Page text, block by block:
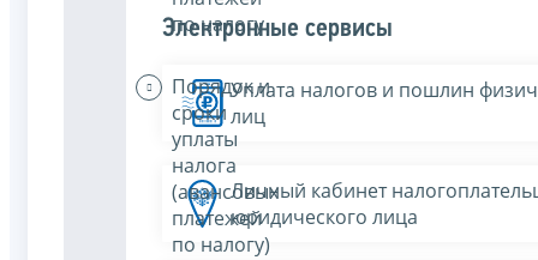
по налогу
Порядок и
сроки
уплаты
налога
(авансовых
платежей
по налогу)
Электронные сервисы
Уплата налогов и пошлин
лиц
Личный кабинет
юридического лица